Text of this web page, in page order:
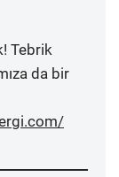
Tebrik
da bir